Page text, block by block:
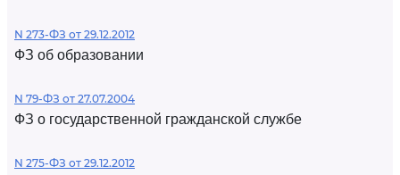
N 273-ФЗ от 29.12.2012
ФЗ об образовании
N 79-ФЗ от 27.07.2004
ФЗ о государственной гражданской службе
N 275-ФЗ от 29.12.2012